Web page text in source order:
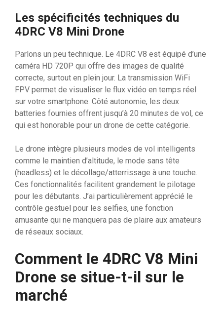
Les spécificités techniques du
4DRC V8 Mini Drone
Parlons un peu technique. Le 4DRC V8 est équipé d’une
caméra HD 720P qui offre des images de qualité
correcte, surtout en plein jour. La transmission WiFi
FPV permet de visualiser le flux vidéo en temps réel
sur votre smartphone. Côté autonomie, les deux
batteries fournies offrent jusqu’à 20 minutes de vol, ce
qui est honorable pour un drone de cette catégorie.
Le drone intègre plusieurs modes de vol intelligents
comme le maintien d’altitude, le mode sans tête
(headless) et le décollage/atterrissage à une touche.
Ces fonctionnalités facilitent grandement le pilotage
pour les débutants. J’ai particulièrement apprécié le
contrôle gestuel pour les selfies, une fonction
amusante qui ne manquera pas de plaire aux amateurs
de réseaux sociaux.
Comment le 4DRC V8 Mini
Drone se situe-t-il sur le
marché